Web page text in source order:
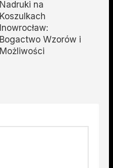
Nadruki na
Koszulkach
Inowrocław:
Bogactwo Wzorów i
Możliwości